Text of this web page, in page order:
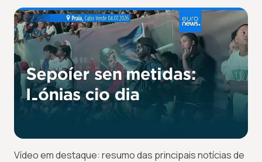
Vídeo em destaque: resumo das principais notícias de